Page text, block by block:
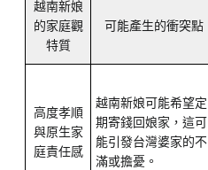
越南新娘
的家庭觀
特質
可能產生的衝突點
高度孝順
與原生家
庭責任感
越南新娘可能希望定
期寄錢回娘家，這可
能引發台灣婆家的不
滿或擔憂。